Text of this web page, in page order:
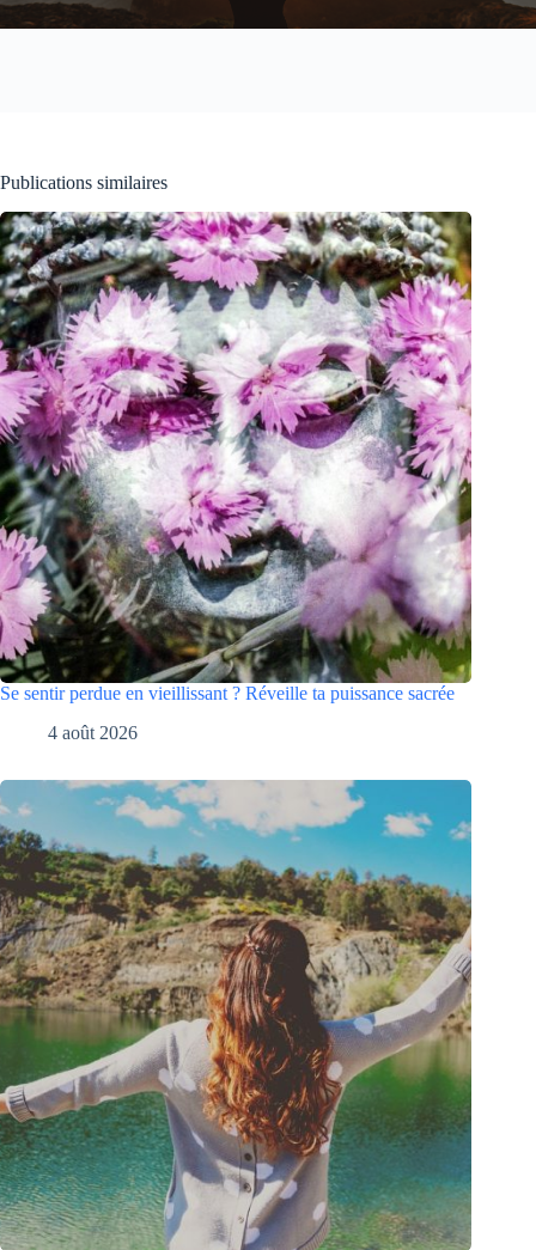
Publications similaires
Se sentir perdue en vieillissant ? Réveille ta puissance sacrée
4 août 2026